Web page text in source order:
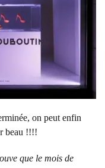
on peut enfin
beau !!!!
que le mois de